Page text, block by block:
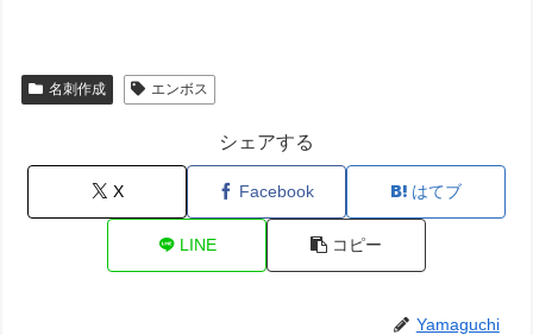
名刺作成 エンボス
シェアする
X Facebook はてブ
LINE コピー
Yamaguchi